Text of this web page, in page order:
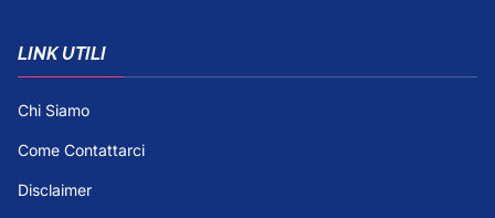
LINK UTILI
Chi Siamo
Come Contattarci
Disclaimer